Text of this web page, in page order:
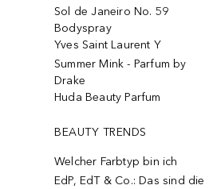
Sol de Janeiro No. 59
Bodyspray
Yves Saint Laurent Y
Summer Mink - Parfum by
Drake
Huda Beauty Parfum
BEAUTY TRENDS
Welcher Farbtyp bin ich
EdP, EdT & Co.: Das sind die